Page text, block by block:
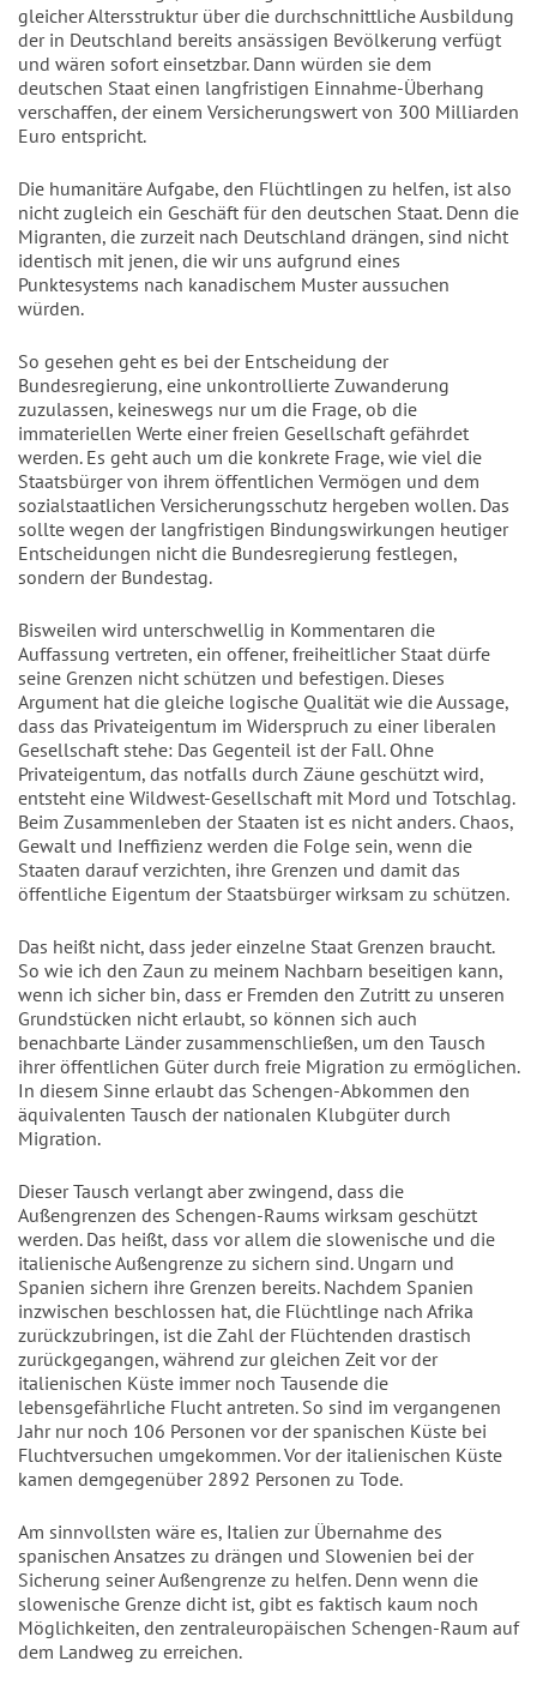
gleicher Altersstruktur über die durchschnittliche Ausbildung
der in Deutschland bereits ansässigen Bevölkerung verfügt
und wären sofort einsetzbar. Dann würden sie dem
deutschen Staat einen langfristigen Einnahme-Überhang
verschaffen, der einem Versicherungswert von 300 Milliarden
Euro entspricht.
Die humanitäre Aufgabe, den Flüchtlingen zu helfen, ist also
nicht zugleich ein Geschäft für den deutschen Staat. Denn die
Migranten, die zurzeit nach Deutschland drängen, sind nicht
identisch mit jenen, die wir uns aufgrund eines
Punktesystems nach kanadischem Muster aussuchen
würden.
So gesehen geht es bei der Entscheidung der
Bundesregierung, eine unkontrollierte Zuwanderung
zuzulassen, keineswegs nur um die Frage, ob die
immateriellen Werte einer freien Gesellschaft gefährdet
werden. Es geht auch um die konkrete Frage, wie viel die
Staatsbürger von ihrem öffentlichen Vermögen und dem
sozialstaatlichen Versicherungsschutz hergeben wollen. Das
sollte wegen der langfristigen Bindungswirkungen heutiger
Entscheidungen nicht die Bundesregierung festlegen,
sondern der Bundestag.
Bisweilen wird unterschwellig in Kommentaren die
Auffassung vertreten, ein offener, freiheitlicher Staat dürfe
seine Grenzen nicht schützen und befestigen. Dieses
Argument hat die gleiche logische Qualität wie die Aussage,
dass das Privateigentum im Widerspruch zu einer liberalen
Gesellschaft stehe: Das Gegenteil ist der Fall. Ohne
Privateigentum, das notfalls durch Zäune geschützt wird,
entsteht eine Wildwest-Gesellschaft mit Mord und Totschlag.
Beim Zusammenleben der Staaten ist es nicht anders. Chaos,
Gewalt und Ineffizienz werden die Folge sein, wenn die
Staaten darauf verzichten, ihre Grenzen und damit das
öffentliche Eigentum der Staatsbürger wirksam zu schützen.
Das heißt nicht, dass jeder einzelne Staat Grenzen braucht.
So wie ich den Zaun zu meinem Nachbarn beseitigen kann,
wenn ich sicher bin, dass er Fremden den Zutritt zu unseren
Grundstücken nicht erlaubt, so können sich auch
benachbarte Länder zusammenschließen, um den Tausch
ihrer öffentlichen Güter durch freie Migration zu ermöglichen.
In diesem Sinne erlaubt das Schengen-Abkommen den
äquivalenten Tausch der nationalen Klubgüter durch
Migration.
Dieser Tausch verlangt aber zwingend, dass die
Außengrenzen des Schengen-Raums wirksam geschützt
werden. Das heißt, dass vor allem die slowenische und die
italienische Außengrenze zu sichern sind. Ungarn und
Spanien sichern ihre Grenzen bereits. Nachdem Spanien
inzwischen beschlossen hat, die Flüchtlinge nach Afrika
zurückzubringen, ist die Zahl der Flüchtenden drastisch
zurückgegangen, während zur gleichen Zeit vor der
italienischen Küste immer noch Tausende die
lebensgefährliche Flucht antreten. So sind im vergangenen
Jahr nur noch 106 Personen vor der spanischen Küste bei
Fluchtversuchen umgekommen. Vor der italienischen Küste
kamen demgegenüber 2892 Personen zu Tode.
Am sinnvollsten wäre es, Italien zur Übernahme des
spanischen Ansatzes zu drängen und Slowenien bei der
Sicherung seiner Außengrenze zu helfen. Denn wenn die
slowenische Grenze dicht ist, gibt es faktisch kaum noch
Möglichkeiten, den zentraleuropäischen Schengen-Raum auf
dem Landweg zu erreichen.